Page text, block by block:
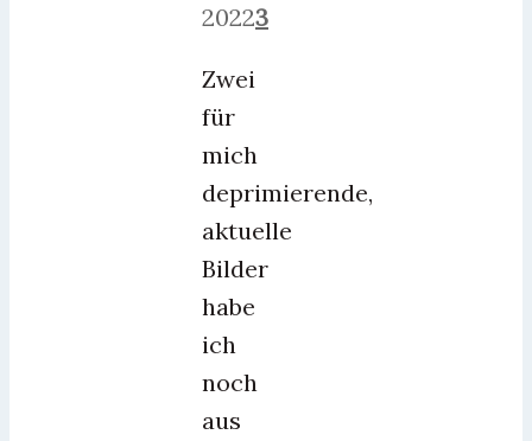
20223
Zwei
für
mich
deprimierende,
aktuelle
Bilder
habe
ich
noch
aus